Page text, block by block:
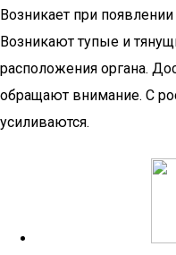
Возникает при
Возникают тупые и
расположения органа.
обращают внимание. С
усиливаются.